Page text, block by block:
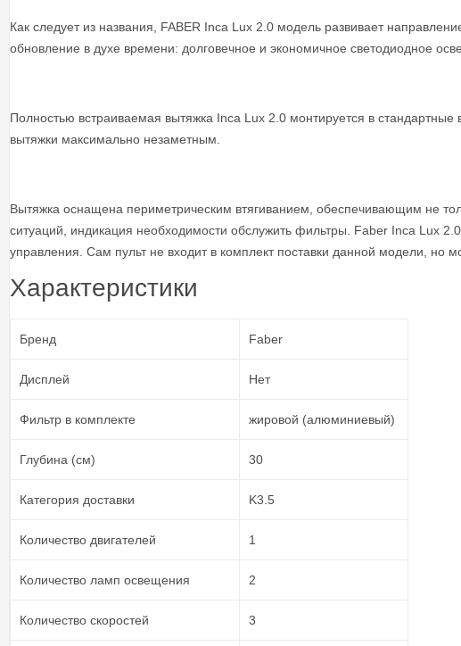
Как следует из названия, FABER Inca Lux 2.0 модель развивает
обновление в духе времени: долговечное и экономичное светодиодное
Полностью встраиваемая вытяжка Inca Lux 2.0 монтируется в
вытяжки максимально незаметным.
Вытяжка оснащена периметрическим втягиванием, обеспечивающим не
ситуаций, индикация необходимости обслужить фильтры. Faber Inca Lux
управления. Сам пульт не входит в комплект поставки данной модели, но
Характеристики
Бренд Faber
Дисплей Нет
Фильтр в комплекте жировой (алюминиевый)
Глубина (см) 30
Категория доставки K3.5
Количество двигателей 1
Количество ламп освещения 2
Количество скоростей 3